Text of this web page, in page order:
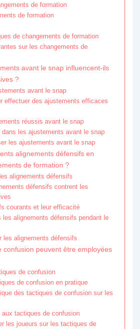
de formation
de formation
de changements de formation
sur les changements de
avant le snap influencent-ils
?
avant le snap
effectuer des ajustements efficaces
réussis avant le snap
dans les ajustements avant le snap
les ajustements avant le snap
alignements défensifs en
de formation ?
alignements défensifs
défensifs contrent les
courants et leur efficacité
les alignements défensifs pendant le
les alignements défensifs
confusion peuvent être employées
de confusion
de confusion en pratique
des tactiques de confusion sur les
tactiques de confusion
les joueurs sur les tactiques de